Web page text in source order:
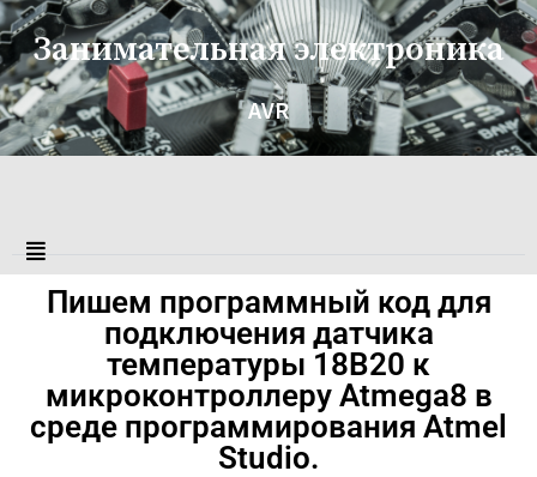
Занимательная электроника
AVR
Пишем программный код для
подключения датчика
температуры 18В20 к
микроконтроллеру Atmega8 в
среде программирования Atmel
Studio.